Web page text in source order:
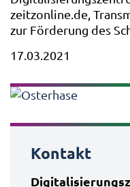
zeitzonline.de,
zur Förderung des
17.03.2021
Kontakt